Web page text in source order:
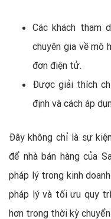
Các khách tham
chuyên gia về mô
đơn điện tử.
Được giải thích
định và cách áp
Đây không chỉ là sự
để nhà bán hàng của
pháp lý trong kinh
pháp lý và tối ưu quy
hơn trong thời kỳ